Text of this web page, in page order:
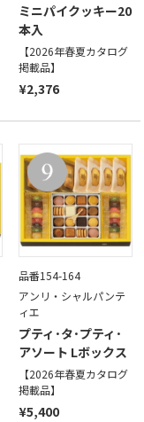
ミニパイクッキー20
本入
【2026年春夏カタログ
掲載品】
¥2,376
品番154-164
アンリ・シャルパンテ
ィエ
プティ･タ･プティ･
アソート Lボックス
【2026年春夏カタログ
掲載品】
¥5,400